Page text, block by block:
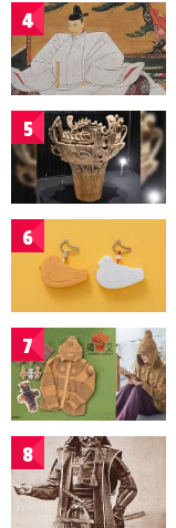
4
5
6
7
8